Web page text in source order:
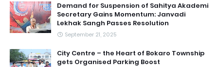
Demand for Suspension of Sahitya Akademi
Secretary Gains Momentum: Janvadi
Lekhak Sangh Passes Resolution
September 21, 2025
City Centre – the Heart of Bokaro Township
gets Organised Parking Boost